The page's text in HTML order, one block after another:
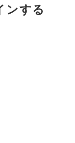
ンする